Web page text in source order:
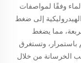
وفقًا لمواصفات
إلى ضغط
بوصة مربعة، مما يضغط
باستمرار، وتستغرق
ويبدأ تصلب الخرسانة من خلال